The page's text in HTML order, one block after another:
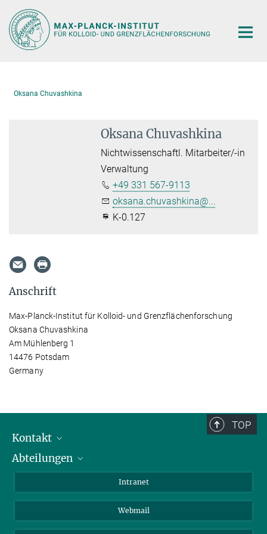
Hauptinhalt
Oksana Chuvashkina
Oksana Chuvashkina
Nichtwissenschaftl. Mitarbeiter/-in
Verwaltung
+49 331 567-9113
oksana.chuvashkina@...
K-0.127
Anschrift
Max-Planck-Institut für Kolloid- und Grenzflächenforschung
Oksana Chuvashkina
Am Mühlenberg 1
14476 Potsdam
Germany
TOP
Kontakt
Mitarbeiterverzeichnis
Abteilungen
Kolloidchemie
Intranet
Webmail